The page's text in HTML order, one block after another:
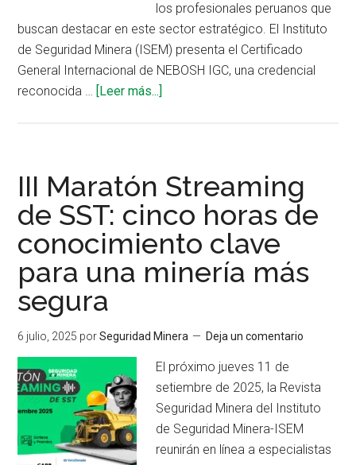
los profesionales peruanos que
buscan destacar en este sector estratégico. El Instituto
de Seguridad Minera (ISEM) presenta el Certificado
General Internacional de NEBOSH IGC, una credencial
reconocida … [Leer más...]
carrera
con
la
certificación
NEBOSH
IGC
III Maratón Streaming
de SST: cinco horas de
conocimiento clave
para una minería más
segura
6 julio, 2025 porSeguridad Minera Deja un comentario
El próximo jueves 11 de
setiembre de 2025, la Revista
Seguridad Minera del Instituto
de Seguridad Minera-ISEM
reunirán en línea a especialistas